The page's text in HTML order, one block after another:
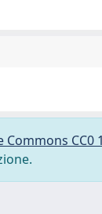
Commons CC0